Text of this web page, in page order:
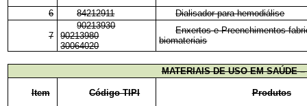
6 84212911 Dialisador para hemodiálise
7
90213930
90213980
30064020
Enxertos e Preenchimentos
biomateriais
MATERIAIS DE USO EM SAÚDE
Item Código TIPI Produtos